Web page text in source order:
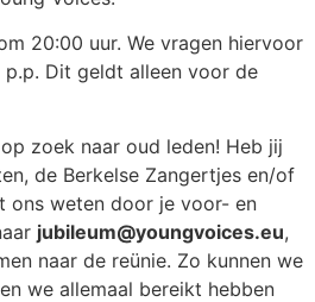
20:00 uur. We vragen hiervoor
Dit geldt alleen voor de
zoek naar oud leden! Heb jij
de Berkelse Zangertjes en/of
ons weten door je voor- en
jubileum@youngvoices.eu,
naar de reünie. Zo kunnen we
we allemaal bereikt hebben